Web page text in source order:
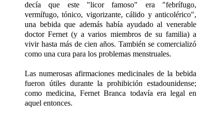
decía que este "licor famoso" era "febrífugo,
vermífugo, tónico, vigorizante, cálido y anticolérico",
una bebida que además había ayudado al venerable
doctor Fernet (y a varios miembros de su familia) a
vivir hasta más de cien años. También se comercializó
como una cura para los problemas menstruales.
Las numerosas afirmaciones medicinales de la bebida
fueron útiles durante la prohibición estadounidense;
como medicina, Fernet Branca todavía era legal en
aquel entonces.